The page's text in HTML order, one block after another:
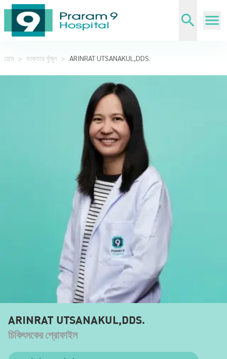
হোম > ডাক্তার খুঁজুন > ARINRAT UTSANAKUL,DDS.
ARINRAT UTSANAKUL,DDS.
চিকিৎসকের প্রোফাইল